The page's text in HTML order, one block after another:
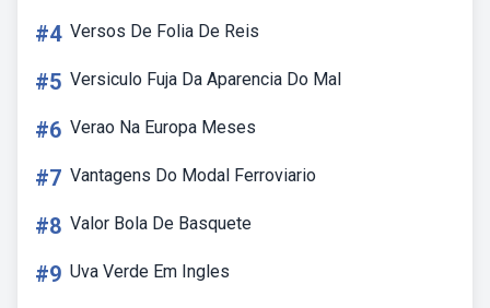
#4 Versos De Folia De Reis
#5 Versiculo Fuja Da Aparencia Do Mal
#6 Verao Na Europa Meses
#7 Vantagens Do Modal Ferroviario
#8 Valor Bola De Basquete
#9 Uva Verde Em Ingles